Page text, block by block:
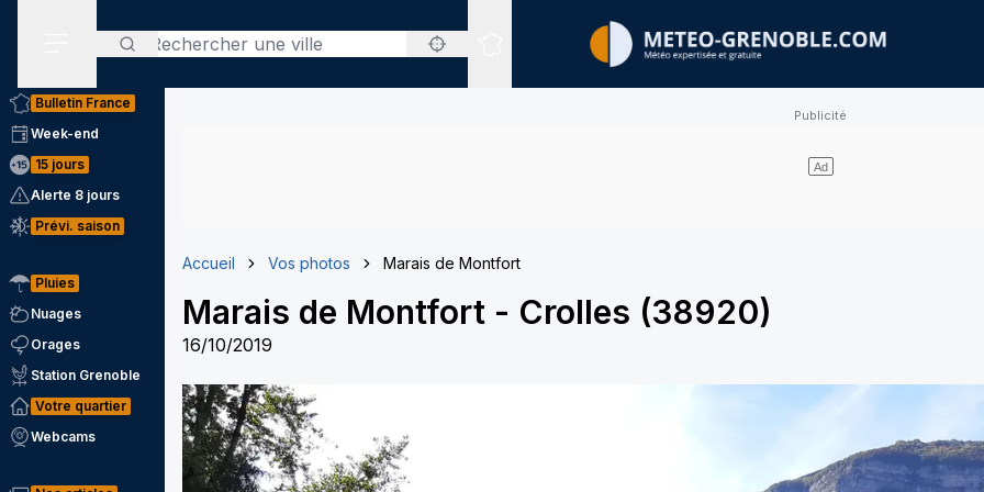
Rechercher
Sites expertisés
Bulletin France
Week-end
15 jours
Alerte 8 jours
Prévi. saison
Pluies
Nuages
Orages
Station Grenoble
Votre quartier
Webcams
Accueil Vos photos Marais de Montfort
Marais de Montfort - Crolles (38920)
16/10/2019